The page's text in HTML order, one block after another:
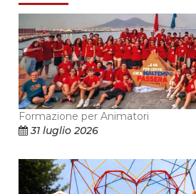
Formazione per Animatori
31 luglio 2026